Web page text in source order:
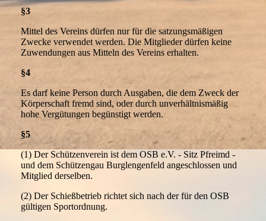
§3
Mittel des Vereins dürfen nur für die satzungsmäßigen
Zwecke verwendet werden. Die Mitglieder dürfen keine
Zuwendungen aus Mitteln des Vereins erhalten.
§4
Es darf keine Person durch Ausgaben, die dem Zweck der
Körperschaft fremd sind, oder durch unverhältnismäßig
hohe Vergütungen begünstigt werden.
§5
(1) Der Schützenverein ist dem OSB e.V. - Sitz Pfreimd -
und dem Schützengau Burglengenfeld angeschlossen und
Mitglied derselben.
(2) Der Schießbetrieb richtet sich nach der für den OSB
gültigen Sportordnung.